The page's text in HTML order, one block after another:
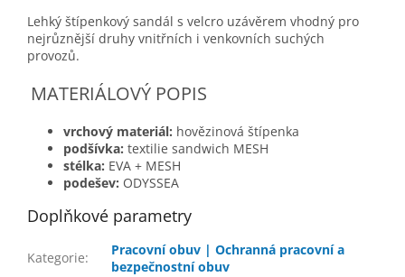
Lehký štípenkový sandál s velcro uzávěrem vhodný pro
nejrůznější druhy vnitřních i venkovních suchých
provozů.
MATERIÁLOVÝ POPIS
vrchový materiál: hovězinová štípenka
podšívka: textilie sandwich MESH
stélka: EVA + MESH
podešev: ODYSSEA
Doplňkové parametry
Kategorie:
Pracovní obuv | Ochranná pracovní a
bezpečnostní obuv